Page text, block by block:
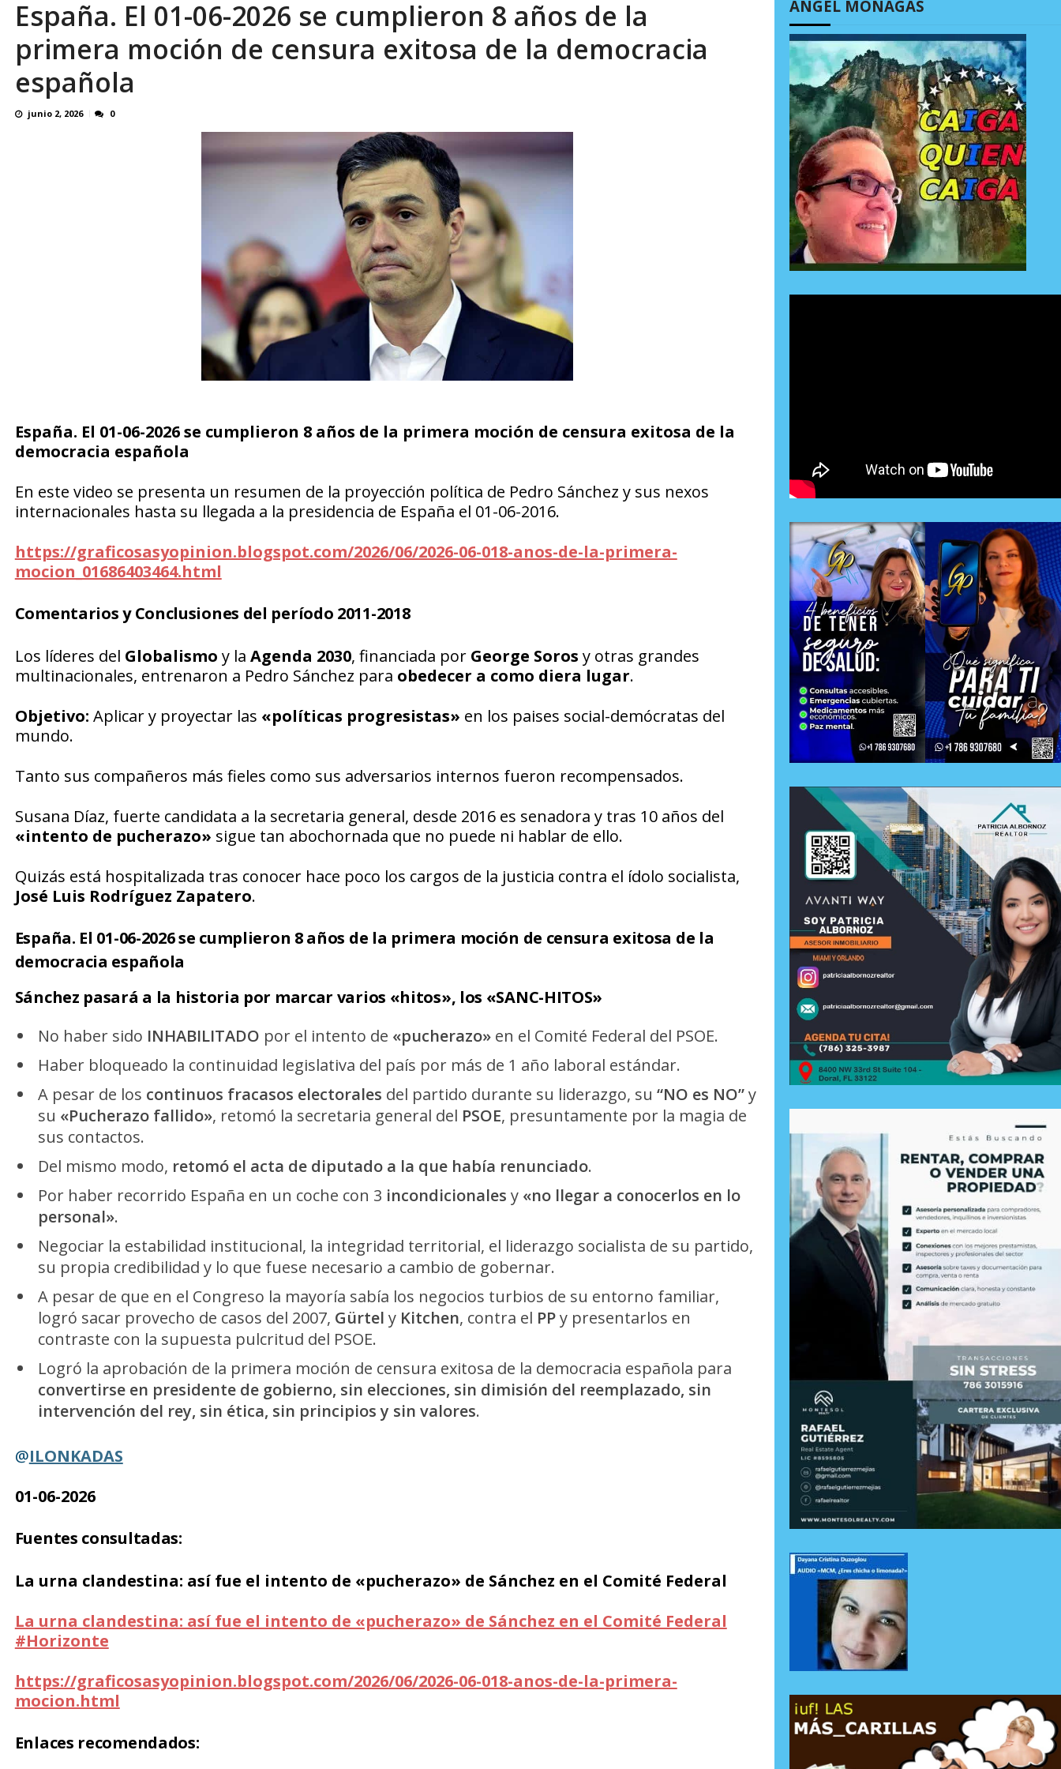
En 8 meses «876 horas de apagones» El desbastador costo del colapso eléctrico en... AGOSTO 7, 2026
España. El 01-06-2026 se cumplieron 8 años de la
primera moción de censura exitosa de la democracia
española
junio 2, 2026 0
España. El 01-06-2026se cumplieron 8 años de la primera moción de censura exitosa de la
democracia española
En este video se presenta un resumen de la proyección política de Pedro Sánchez y sus nexos
internacionales hasta su llegada a la presidencia de España el 01-06-2016.
https://graficosasyopinion.blogspot.com/2026/06/2026-06-018-anos-de-la-primera-
mocion_01686403464.html
Comentarios y Conclusiones del período 2011-2018
Los líderes del Globalismo y la Agenda 2030, financiada por George Soros y otras grandes
multinacionales, entrenaron a Pedro Sánchez para obedecer a como diera lugar.
Objetivo: Aplicar y proyectar las «políticas progresistas» en los paises social-demócratas del
mundo.
Tanto sus compañeros más fieles como sus adversarios internos fueron recompensados.
Susana Díaz, fuerte candidata a la secretaria general, desde 2016 es senadora y tras 10 años del
«intento de pucherazo» sigue tan abochornada que no puede ni hablar de ello.
Quizás está hospitalizada tras conocer hace poco los cargos de la justicia contra el ídolo socialista,
José Luis Rodríguez Zapatero.
España. El 01-06-2026se cumplieron 8 años de la primera moción de censura exitosa de la
democracia española
Sánchez pasará a la historia por marcar varios «hitos», los «SANC-HITOS»
No haber sido INHABILITADO por el intento de «pucherazo» en el Comité Federal del PSOE.
Haber bloqueado la continuidad legislativa del país por más de 1 año laboral estándar.
A pesar de los continuos fracasos electorales del partido durante su liderazgo, su“NO es NO”y
su «Pucherazo fallido», retomó la secretaria general del PSOE, presuntamente por la magia de
sus contactos.
Del mismo modo, retomó el acta de diputado a la que había renunciado.
Por haber recorrido España en un coche con 3 incondicionales y «no llegar a conocerlos en lo
personal».
Negociar la estabilidad institucional, la integridad territorial, el liderazgo socialista de su partido,
su propia credibilidad y lo que fuese necesario a cambio de gobernar.
A pesar de que en el Congreso la mayoría sabía los negocios turbios de su entorno familiar,
logró sacar provecho de casos del 2007, Gürtely Kitchen, contra el PPy presentarlos en
contraste con la supuesta pulcritud del PSOE.
Logró la aprobación de la primera moción de censura exitosa de la democracia española para
convertirse en presidente de gobierno, sin elecciones, sin dimisión del reemplazado, sin
intervención del rey, sin ética, sin principios y sin valores.
@ILONKADAS
01-06-2026
Fuentes consultadas:
La urna clandestina: así fue el intento de «pucherazo» de Sánchez en el Comité Federal
La urna clandestina: así fue el intento de «pucherazo» de Sánchez en el Comité Federal
#Horizonte
https://graficosasyopinion.blogspot.com/2026/06/2026-06-018-anos-de-la-primera-
mocion.html
Enlaces recomendados:
ÁNGEL MONAGAS